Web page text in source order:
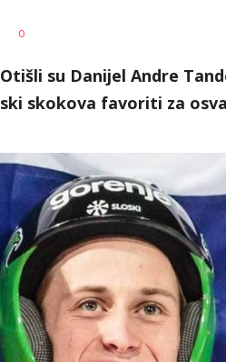
AUTOR
0
Otišli su Danijel Andre
ski skokova favoriti za